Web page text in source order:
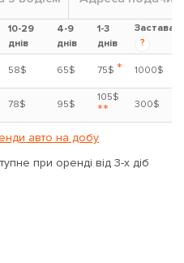
10-29
днів
4-9
днів
1-3
днів
Застава
?
58$ 65$ 75$ * 1000$
78$ 95$
105$
** 300$
авто на добу
при оренді від 3-х діб